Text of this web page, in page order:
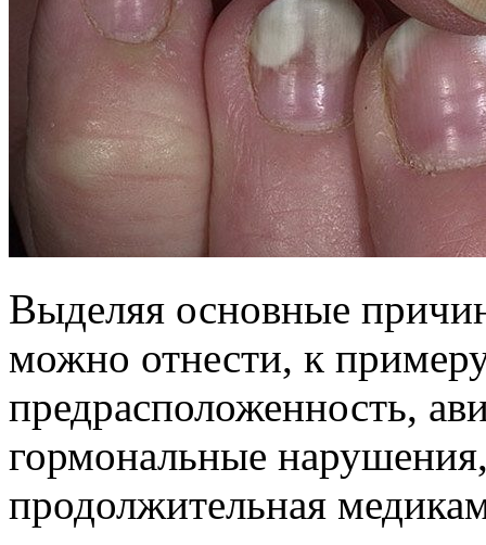
Выделяя основные
можно отнести, к
предрасположенность,
гормональные
продолжительная